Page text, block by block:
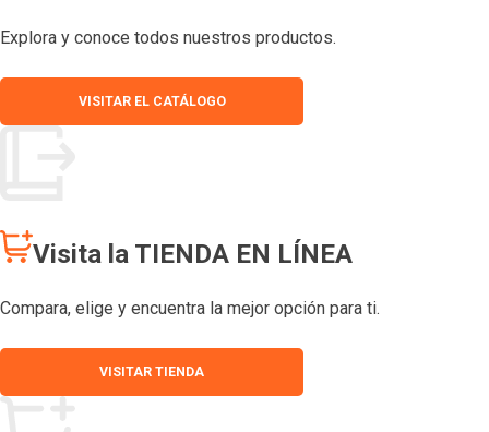
Explora y conoce todos nuestros productos.
VISITAR EL CATÁLOGO
Visita la TIENDA EN LÍNEA
Compara, elige y encuentra la mejor opción para ti.
VISITAR TIENDA